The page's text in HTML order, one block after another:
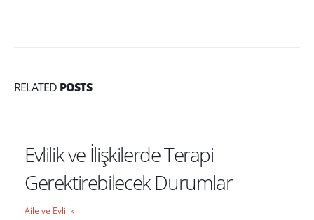
RELATED POSTS
Evlilik ve İlişkilerde Terapi
Gerektirebilecek Durumlar
Aile ve Evlilik